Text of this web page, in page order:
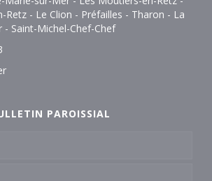
Retz - Le Clion - Préfailles - Tharon - La
- Saint-Michel-Chef-Chef
PAROISSIAL